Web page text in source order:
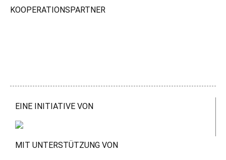
KOOPERATIONSPARTNER
EINE INITIATIVE VON
MIT UNTERSTÜTZUNG VON